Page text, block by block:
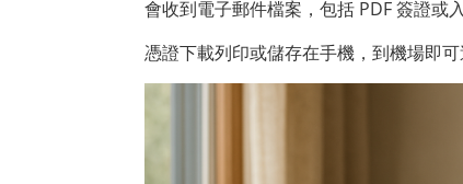
會收到電子郵件檔案，包括 PDF 簽證或
憑證下載列印或儲存在手機，到機場即